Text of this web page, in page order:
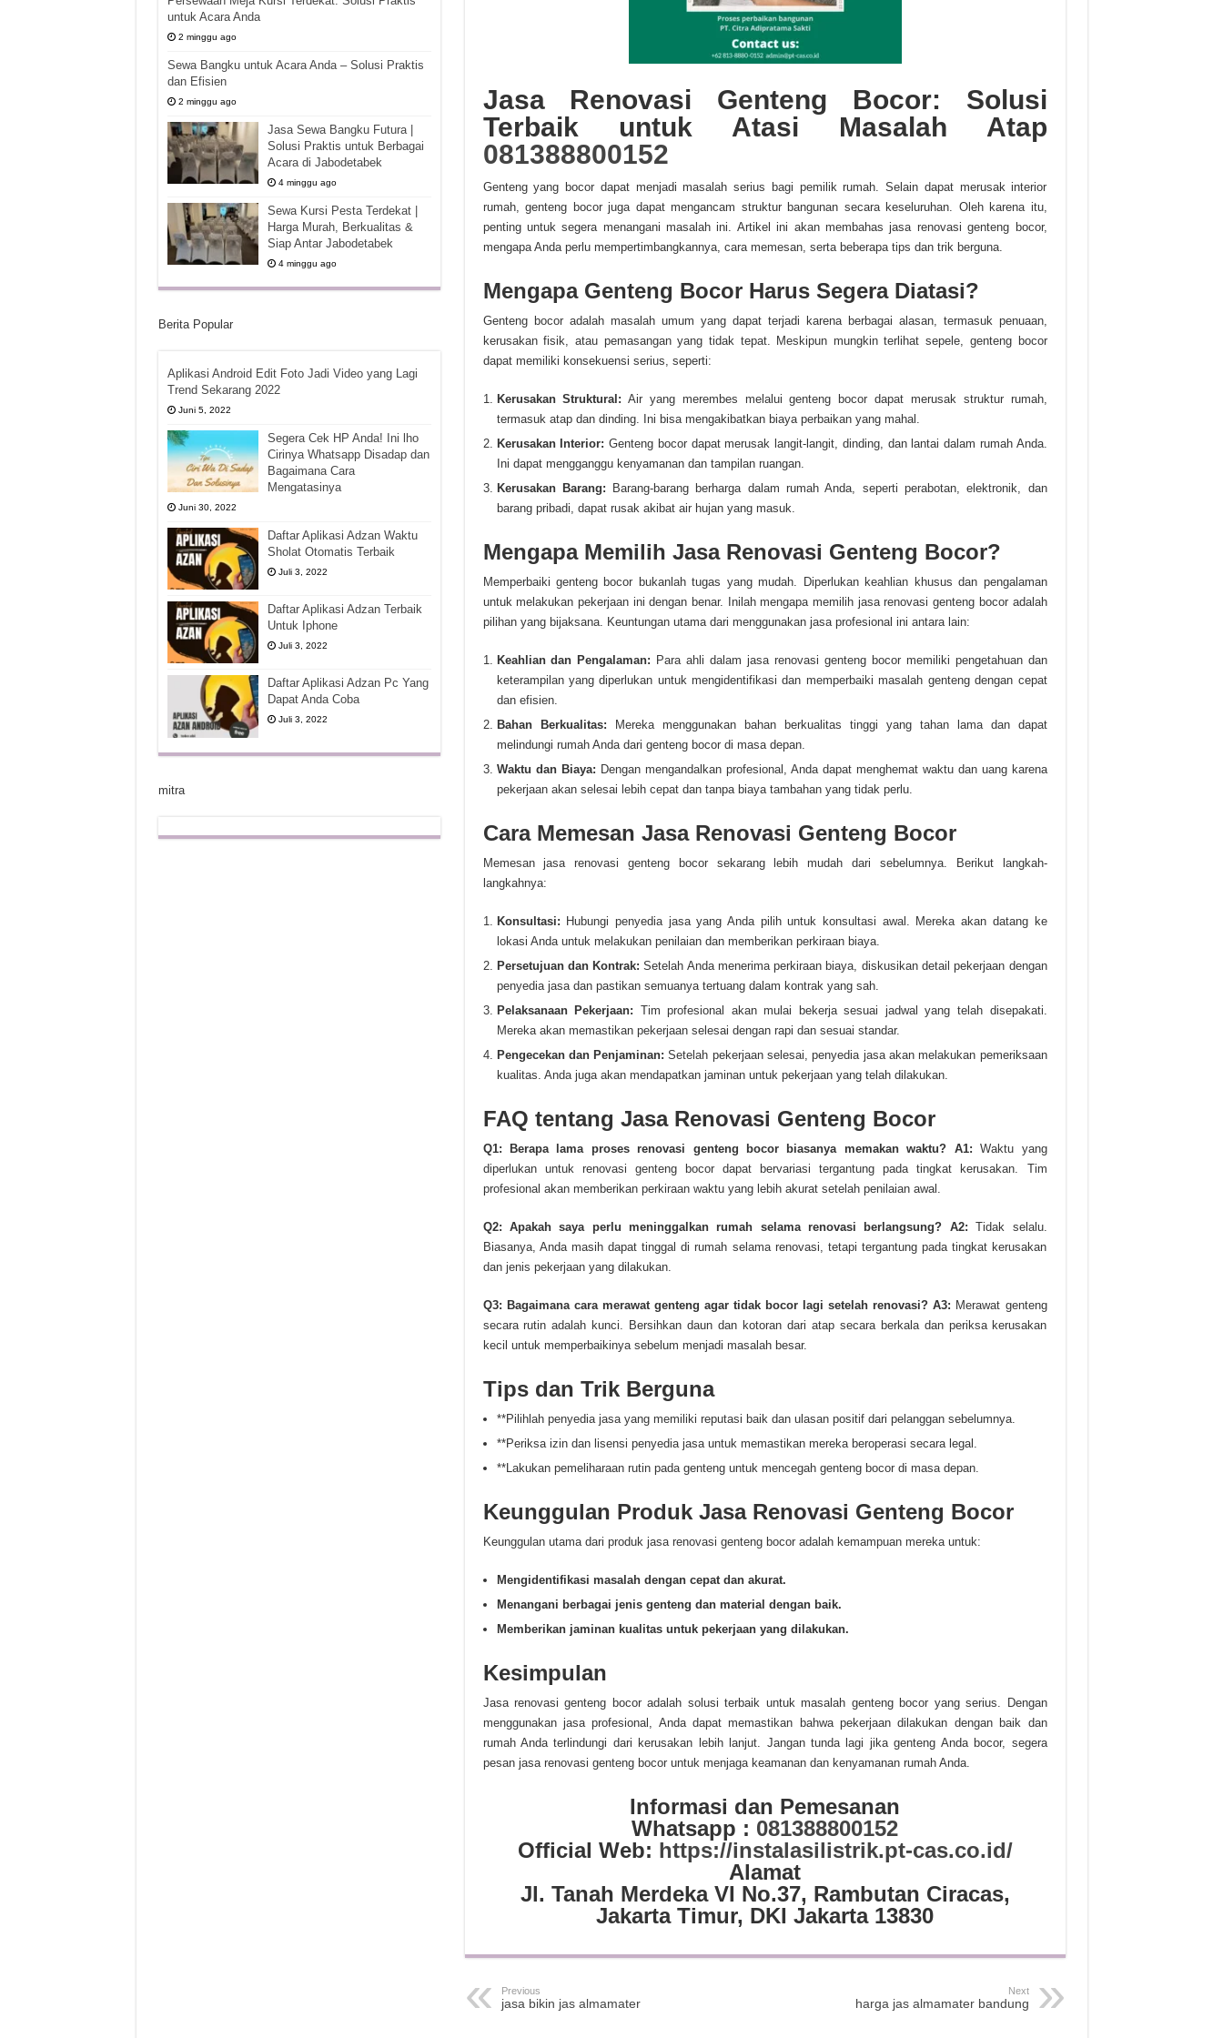
Jasa Renovasi Genteng Bocor: Solusi
Terbaik untuk Atasi Masalah Atap
081388800152
Genteng yang bocor dapat menjadi masalah serius bagi pemilik rumah. Selain dapat merusak interior
rumah, genteng bocor juga dapat mengancam struktur bangunan secara keseluruhan. Oleh karena itu,
penting untuk segera menangani masalah ini. Artikel ini akan membahas jasa renovasi genteng bocor,
mengapa Anda perlu mempertimbangkannya, cara memesan, serta beberapa tips dan trik berguna.
Mengapa Genteng Bocor Harus Segera Diatasi?
Genteng bocor adalah masalah umum yang dapat terjadi karena berbagai alasan, termasuk penuaan,
kerusakan fisik, atau pemasangan yang tidak tepat. Meskipun mungkin terlihat sepele, genteng bocor
dapat memiliki konsekuensi serius, seperti:
Kerusakan Struktural: Air yang merembes melalui genteng bocor dapat merusak struktur rumah,
termasuk atap dan dinding. Ini bisa mengakibatkan biaya perbaikan yang mahal.
Kerusakan Interior: Genteng bocor dapat merusak langit-langit, dinding, dan lantai dalam rumah Anda.
Ini dapat mengganggu kenyamanan dan tampilan ruangan.
Kerusakan Barang: Barang-barang berharga dalam rumah Anda, seperti perabotan, elektronik, dan
barang pribadi, dapat rusak akibat air hujan yang masuk.
Mengapa Memilih Jasa Renovasi Genteng Bocor?
Memperbaiki genteng bocor bukanlah tugas yang mudah. Diperlukan keahlian khusus dan pengalaman
untuk melakukan pekerjaan ini dengan benar. Inilah mengapa memilih jasa renovasi genteng bocor adalah
pilihan yang bijaksana. Keuntungan utama dari menggunakan jasa profesional ini antara lain:
Keahlian dan Pengalaman: Para ahli dalam jasa renovasi genteng bocor memiliki pengetahuan dan
keterampilan yang diperlukan untuk mengidentifikasi dan memperbaiki masalah genteng dengan cepat
dan efisien.
Bahan Berkualitas: Mereka menggunakan bahan berkualitas tinggi yang tahan lama dan dapat
melindungi rumah Anda dari genteng bocor di masa depan.
Waktu dan Biaya: Dengan mengandalkan profesional, Anda dapat menghemat waktu dan uang karena
pekerjaan akan selesai lebih cepat dan tanpa biaya tambahan yang tidak perlu.
Cara Memesan Jasa Renovasi Genteng Bocor
Memesan jasa renovasi genteng bocor sekarang lebih mudah dari sebelumnya. Berikut langkah-
langkahnya:
Konsultasi: Hubungi penyedia jasa yang Anda pilih untuk konsultasi awal. Mereka akan datang ke
lokasi Anda untuk melakukan penilaian dan memberikan perkiraan biaya.
Persetujuan dan Kontrak: Setelah Anda menerima perkiraan biaya, diskusikan detail pekerjaan dengan
penyedia jasa dan pastikan semuanya tertuang dalam kontrak yang sah.
Pelaksanaan Pekerjaan: Tim profesional akan mulai bekerja sesuai jadwal yang telah disepakati.
Mereka akan memastikan pekerjaan selesai dengan rapi dan sesuai standar.
Pengecekan dan Penjaminan: Setelah pekerjaan selesai, penyedia jasa akan melakukan pemeriksaan
kualitas. Anda juga akan mendapatkan jaminan untuk pekerjaan yang telah dilakukan.
FAQ tentang Jasa Renovasi Genteng Bocor
Q1: Berapa lama proses renovasi genteng bocor biasanya memakan waktu? A1: Waktu yang
diperlukan untuk renovasi genteng bocor dapat bervariasi tergantung pada tingkat kerusakan. Tim
profesional akan memberikan perkiraan waktu yang lebih akurat setelah penilaian awal.
Q2: Apakah saya perlu meninggalkan rumah selama renovasi berlangsung? A2: Tidak selalu.
Biasanya, Anda masih dapat tinggal di rumah selama renovasi, tetapi tergantung pada tingkat kerusakan
dan jenis pekerjaan yang dilakukan.
Q3: Bagaimana cara merawat genteng agar tidak bocor lagi setelah renovasi? A3: Merawat genteng
secara rutin adalah kunci. Bersihkan daun dan kotoran dari atap secara berkala dan periksa kerusakan
kecil untuk memperbaikinya sebelum menjadi masalah besar.
Tips dan Trik Berguna
**Pilihlah penyedia jasa yang memiliki reputasi baik dan ulasan positif dari pelanggan sebelumnya.
**Periksa izin dan lisensi penyedia jasa untuk memastikan mereka beroperasi secara legal.
**Lakukan pemeliharaan rutin pada genteng untuk mencegah genteng bocor di masa depan.
Keunggulan Produk Jasa Renovasi Genteng Bocor
Keunggulan utama dari produk jasa renovasi genteng bocor adalah kemampuan mereka untuk:
Mengidentifikasi masalah dengan cepat dan akurat.
Menangani berbagai jenis genteng dan material dengan baik.
Memberikan jaminan kualitas untuk pekerjaan yang dilakukan.
Kesimpulan
Jasa renovasi genteng bocor adalah solusi terbaik untuk masalah genteng bocor yang serius. Dengan
menggunakan jasa profesional, Anda dapat memastikan bahwa pekerjaan dilakukan dengan baik dan
rumah Anda terlindungi dari kerusakan lebih lanjut. Jangan tunda lagi jika genteng Anda bocor, segera
pesan jasa renovasi genteng bocor untuk menjaga keamanan dan kenyamanan rumah Anda.
Informasi dan Pemesanan
Whatsapp : 081388800152
Official Web: https://instalasilistrik.pt-cas.co.id/
Alamat
Jl. Tanah Merdeka VI No.37, Rambutan Ciracas,
Jakarta Timur, DKI Jakarta 13830
Previous
jasa bikin jas almamater
Next
harga jas almamater bandung
untuk Acara Anda
2 minggu ago
Sewa Bangku untuk Acara Anda – Solusi Praktis
dan Efisien
2 minggu ago
Jasa Sewa Bangku Futura |
Solusi Praktis untuk Berbagai
Acara di Jabodetabek
4 minggu ago
Sewa Kursi Pesta Terdekat |
Harga Murah, Berkualitas &
Siap Antar Jabodetabek
4 minggu ago
Berita Popular
Aplikasi Android Edit Foto Jadi Video yang Lagi
Trend Sekarang 2022
Juni 5, 2022
Segera Cek HP Anda! Ini lho
Cirinya Whatsapp Disadap dan
Bagaimana Cara
Mengatasinya
Juni 30, 2022
Daftar Aplikasi Adzan Waktu
Sholat Otomatis Terbaik
Juli 3, 2022
Daftar Aplikasi Adzan Terbaik
Untuk Iphone
Juli 3, 2022
Daftar Aplikasi Adzan Pc Yang
Dapat Anda Coba
Juli 3, 2022
mitra